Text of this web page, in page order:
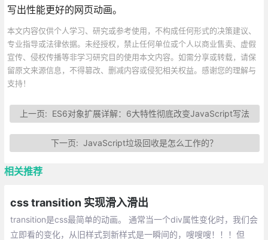
写出性能更好的网页动画。
本文内容仅供个人学习、研究或参考使用，不构成任何形式的决策建议、
专业指导或法律依据。未经授权，禁止任何单位或个人以商业售卖、虚假
宣传、侵权传播等非学习研究目的使用本文内容。如需分享或转载，请保
留原文来源信息，不得篡改、删减内容或侵犯相关权益。感谢您的理解与
支持！
上一页: ES6对象扩展详解：6大特性彻底改变JavaScript写法
下一页:JavaScript垃圾回收是怎么工作的？
相关推荐
css transition 实现滑入滑出
transition是css最简单的动画。 通常当一个div属性变化时，我们会
立即看的变化，从旧样式到新样式是一瞬间的，嗖嗖嗖！！！但